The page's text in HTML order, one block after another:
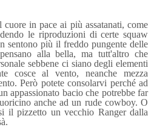
in pace ai più assatanati, come
le riproduzioni di certe squaw
sentono più il freddo pungente delle
alla bella, ma tutt'altro che
sebbene ci siano degli elementi
cosce al vento, neanche mezza
Però potete consolarvi perché ad
appassionato bacio che potrebbe far
anche ad un rude cowboy. O
il pizzetto un vecchio Ranger dalla